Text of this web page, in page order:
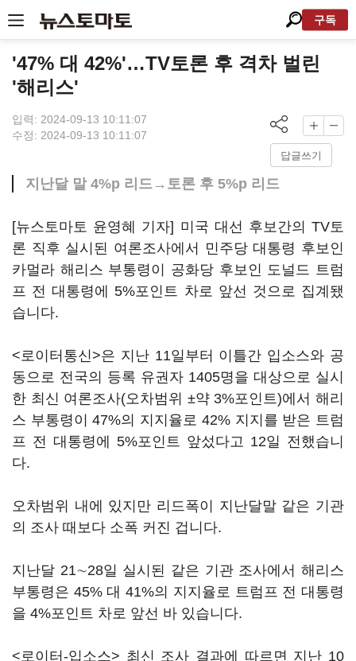
구독
'47% 대 42%'…TV토론 후 격차 벌린
'해리스'
입력: 2024-09-13 10:11:07
수정: 2024-09-13 10:11:07
답글쓰기
지난달 말 4%p 리드→토론 후 5%p 리드
[뉴스토마토 윤영혜 기자] 미국 대선 후보간의 TV토
론 직후 실시된 여론조사에서 민주당 대통령 후보인
카멀라 해리스 부통령이 공화당 후보인 도널드 트럼
프 전 대통령에 5%포인트 차로 앞선 것으로 집계됐
습니다.
<로이터통신>은 지난 11일부터 이틀간 입소스와 공
동으로 전국의 등록 유권자 1405명을 대상으로 실시
한 최신 여론조사(오차범위 ±약 3%포인트)에서 해리
스 부통령이 47%의 지지율로 42% 지지를 받은 트럼
프 전 대통령에 5%포인트 앞섰다고 12일 전했습니
다.
오차범위 내에 있지만 리드폭이 지난달말 같은 기관
의 조사 때보다 소폭 커진 겁니다.
지난달 21∼28일 실시된 같은 기관 조사에서 해리스
부통령은 45% 대 41%의 지지율로 트럼프 전 대통령
을 4%포인트 차로 앞선 바 있습니다.
<로이터-입소스> 최신 조사 결과에 따르면 지난 10